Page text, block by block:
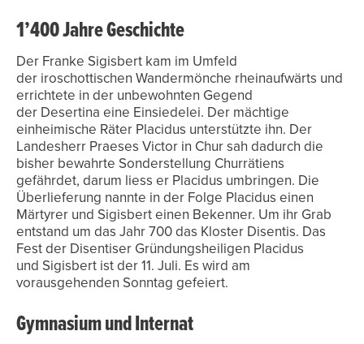
1’400 Jahre Geschichte
Der Franke Sigisbert kam im Umfeld
der iroschottischen Wandermönche rheinaufwärts und
errichtete in der unbewohnten Gegend
der Desertina eine Einsiedelei. Der mächtige
einheimische Räter Placidus unterstützte ihn. Der
Landesherr Praeses Victor in Chur sah dadurch die
bisher bewahrte Sonderstellung Churrätiens
gefährdet, darum liess er Placidus umbringen. Die
Überlieferung nannte in der Folge Placidus einen
Märtyrer und Sigisbert einen Bekenner. Um ihr Grab
entstand um das Jahr 700 das Kloster Disentis. Das
Fest der Disentiser Gründungsheiligen Placidus
und Sigisbert ist der 11. Juli. Es wird am
vorausgehenden Sonntag gefeiert.
Gymnasium und Internat